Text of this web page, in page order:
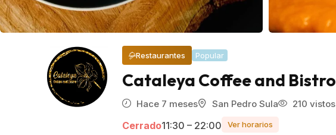
Restaurantes Popular
Cataleya Coffee and Bistro
Hace 7 meses San Pedro Sula 210 vistos
Cerrado11:30 – 22:00 Ver horarios